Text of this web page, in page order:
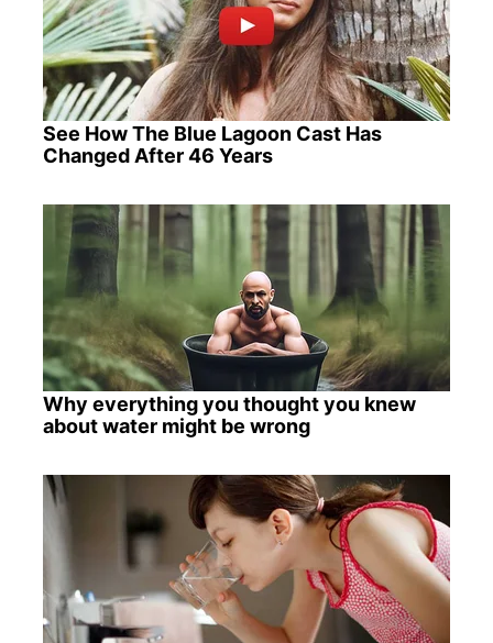
See How The Blue Lagoon Cast Has
Changed After 46 Years
Why everything you thought you knew
about water might be wrong